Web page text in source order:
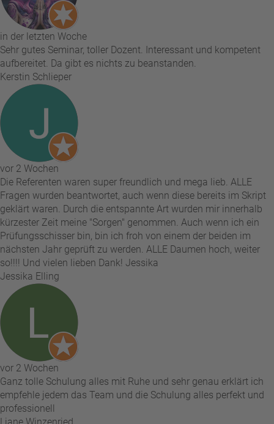
in der letzten Woche
Sehr gutes Seminar, toller Dozent. Interessant und kompetent
aufbereitet. Da gibt es nichts zu beanstanden.
Kerstin Schlieper
vor 2 Wochen
Die Referenten waren super freundlich und mega lieb. ALLE
Fragen wurden beantwortet, auch wenn diese bereits im Skript
geklärt waren. Durch die entspannte Art wurden mir innerhalb
kürzester Zeit meine "Sorgen" genommen. Auch wenn ich ein
Prüfungsschisser bin, bin ich froh von einem der beiden im
nächsten Jahr geprüft zu werden. ALLE Daumen hoch, weiter
so!!!! Und vielen lieben Dank! Jessika
Jessika Elling
vor 2 Wochen
Ganz tolle Schulung alles mit Ruhe und sehr genau erklärt ich
empfehle jedem das Team und die Schulung alles perfekt und
professionell